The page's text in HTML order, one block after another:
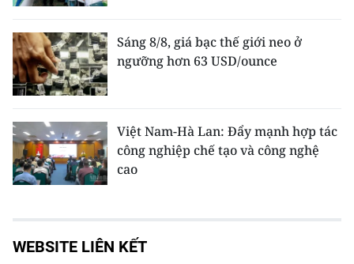
Sáng 8/8, giá bạc thế giới neo ở
ngưỡng hơn 63 USD/ounce
Việt Nam-Hà Lan: Đẩy mạnh hợp tác
công nghiệp chế tạo và công nghệ
cao
WEBSITE LIÊN KẾT